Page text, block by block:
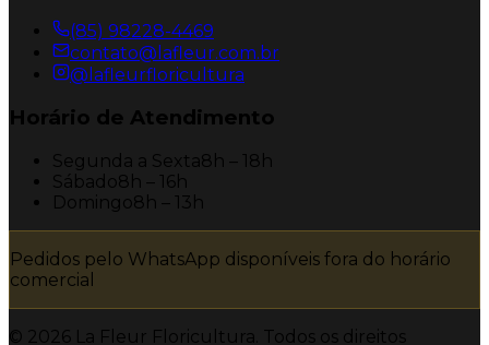
(85) 98228-4469
contato@lafleur.com.br
@lafleurfloricultura
Horário de Atendimento
Segunda a Sexta8h – 18h
Sábado8h – 16h
Domingo8h – 13h
Pedidos pelo WhatsApp disponíveis fora do horário
comercial
© 2026 La Fleur Floricultura. Todos os direitos